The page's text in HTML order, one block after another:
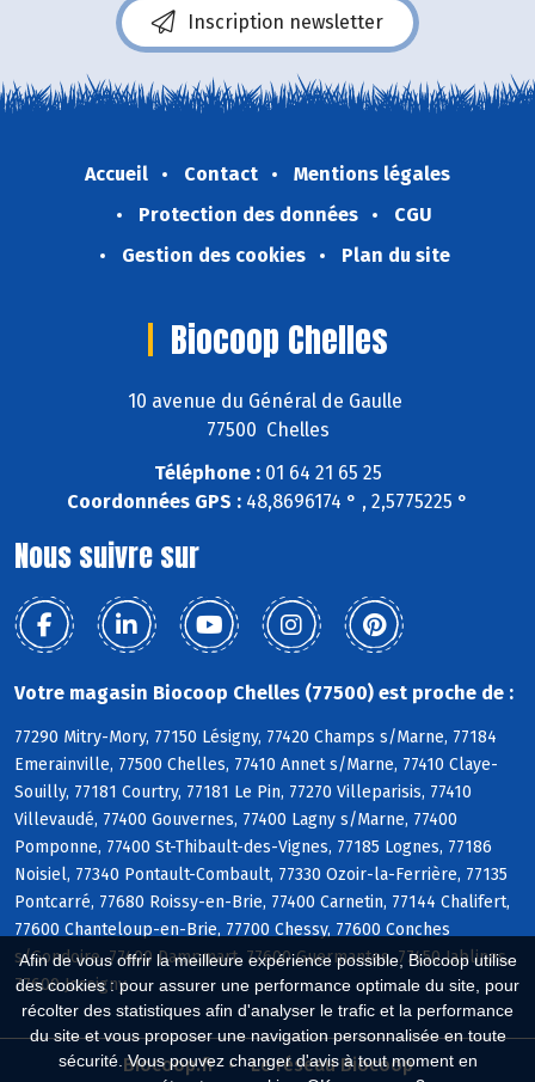
Afin de vous offrir la meilleure expérience possible, Biocoop utilise
des cookies : pour assurer une performance optimale du site, pour
récolter des statistiques afin d'analyser le trafic et la performance
du site et vous proposer une navigation personnalisée en toute
sécurité. Vous pouvez changer d'avis à tout moment en
Inscription newsletter
Accueil Contact
Mentions légales
Protection des données
CGU
Gestion des cookies
Plan du site
Biocoop Chelles
10 avenue du Général de Gaulle
77500 Chelles
Téléphone :01 64 21 65 25
Coordonnées GPS : 48,8696174 ° , 2,5775225 °
Nous suivre sur
Votre magasin Biocoop Chelles (77500) est proche de :
77290 Mitry-Mory, 77150 Lésigny, 77420 Champs s/Marne, 77184
Emerainville, 77500 Chelles, 77410 Annet s/Marne, 77410 Claye-
Souilly, 77181 Courtry, 77181 Le Pin, 77270 Villeparisis, 77410
Villevaudé, 77400 Gouvernes, 77400 Lagny s/Marne, 77400
Pomponne, 77400 St-Thibault-des-Vignes, 77185 Lognes, 77186
Noisiel, 77340 Pontault-Combault, 77330 Ozoir-la-Ferrière, 77135
Pontcarré, 77680 Roissy-en-Brie, 77400 Carnetin, 77144 Chalifert,
77600 Chanteloup-en-Brie, 77700 Chessy, 77600 Conches
s/Gondoire, 77400 Dampmart, 77600 Guermantes, 77450 Jablines,
77600 Jossigny
Biocoop.fr Le réseau Biocoop